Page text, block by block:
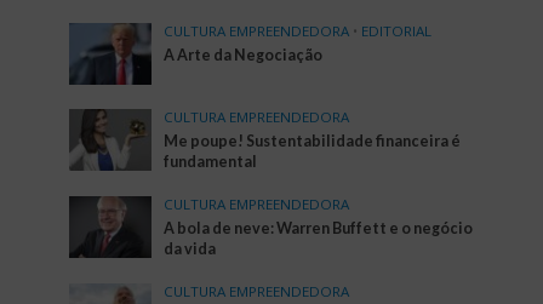
CULTURA EMPREENDEDORA • EDITORIAL
A Arte da Negociação
CULTURA EMPREENDEDORA
Me poupe! Sustentabilidade financeira é
fundamental
CULTURA EMPREENDEDORA
A bola de neve: Warren Buffett e o negócio
da vida
CULTURA EMPREENDEDORA